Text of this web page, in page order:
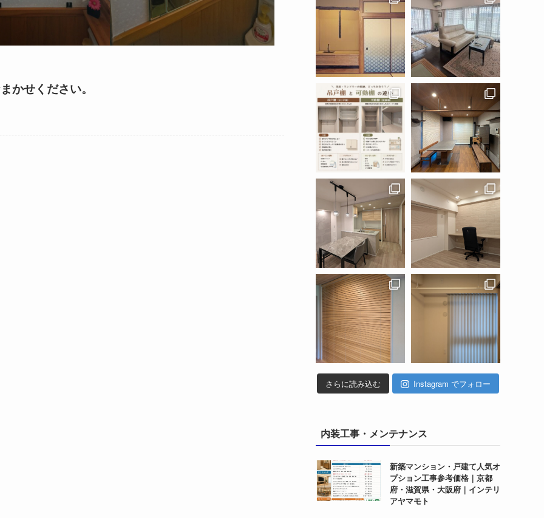
かせください。
さらに読み込む Instagram でフォロー
内装工事・メンテナンス
新築マンション・戸建て人気オ
プション工事参考価格｜京都
府・滋賀県・大阪府｜インテリ
アヤマモト